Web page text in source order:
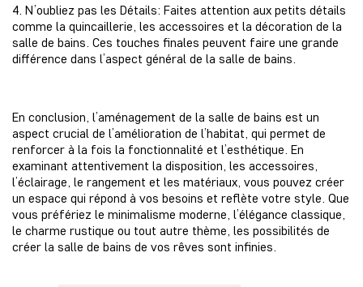
4. N’oubliez pas les Détails: Faites attention aux petits détails
comme la quincaillerie, les accessoires et la décoration de la
salle de bains. Ces touches finales peuvent faire une grande
différence dans l’aspect général de la salle de bains.
En conclusion, l’aménagement de la salle de bains est un
aspect crucial de l’amélioration de l’habitat, qui permet de
renforcer à la fois la fonctionnalité et l’esthétique. En
examinant attentivement la disposition, les accessoires,
l’éclairage, le rangement et les matériaux, vous pouvez créer
un espace qui répond à vos besoins et reflète votre style. Que
vous préfériez le minimalisme moderne, l’élégance classique,
le charme rustique ou tout autre thème, les possibilités de
créer la salle de bains de vos rêves sont infinies.